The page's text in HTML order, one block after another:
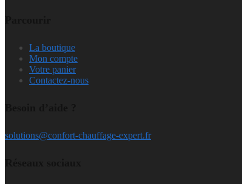
La boutique
Mon compte
Votre panier
Contactez-nous
solutions@confort-chauffage-expert.fr